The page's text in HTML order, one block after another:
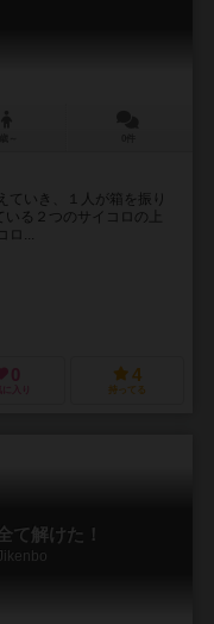
ていき、１人が箱を振り
る２つのサイコロの上
...
0
に入り
4
持ってる
て解けた！